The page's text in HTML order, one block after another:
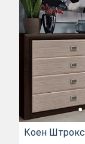
Коен Штрокс